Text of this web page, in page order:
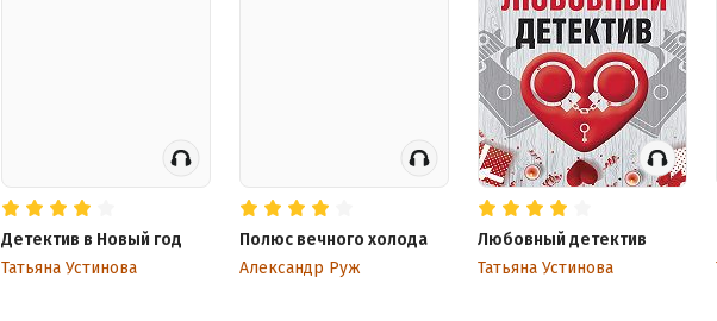
Детектив в Новый год
Татьяна Устинова
Полюс вечного холода
Александр Руж
Любовный детектив
Татьяна Устинова